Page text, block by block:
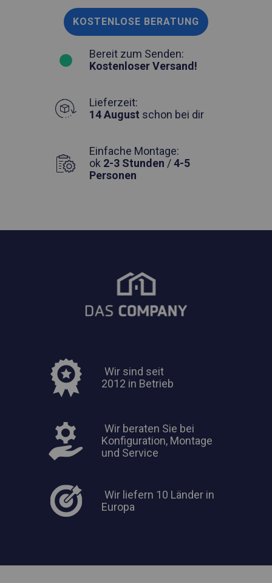
KOSTENLOSE BERATUNG
Bereit zum Senden:
Kostenloser Versand!
Lieferzeit:
14 August schon bei dir
Einfache Montage:
ok 2-3 Stunden /4-5
Personen
Wir sind seit
2012 in Betrieb
Wir beraten Sie bei
Konfiguration, Montage
und Service
Wir liefern 10 Länder in
Europa